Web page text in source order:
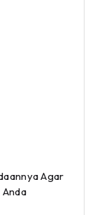
Agar